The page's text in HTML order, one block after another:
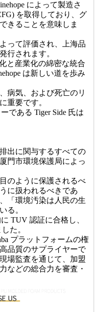
によって製造さ
を取得しており、グ
きることを意味しま
って評価され、上海品
行されます。
と産業化の綿密な統合
は新しい道を歩み
病気、および死亡のリ
重要です。
である Tiger Side 氏は
出に関与するすべての
門市環境保護局によっ
のように保護されるべ
に扱われるべきであ
「環境汚染は人民の生
る。
TUV 認証に合格し、
た。
プラットフォームの権
品質のサプライヤーで
場監査を通じて、加盟
などの総合力を審査・